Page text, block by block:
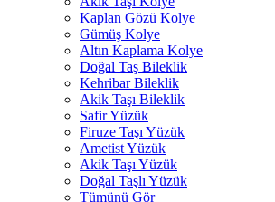
Kaplan Gözü Kolye
Gümüş Kolye
Altın Kaplama Kolye
Doğal Taş Bileklik
Kehribar Bileklik
Akik Taşı Bileklik
Safir Yüzük
Firuze Taşı Yüzük
Ametist Yüzük
Akik Taşı Yüzük
Doğal Taşlı Yüzük
Tümünü Gör